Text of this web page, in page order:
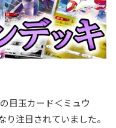
目玉カード＜ミュウ
注目されていました。